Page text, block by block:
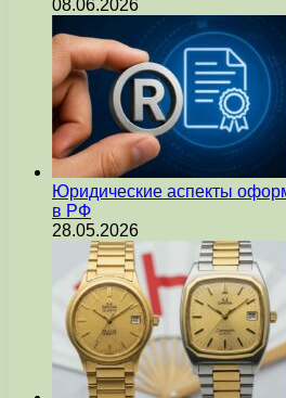
08.06.2026
Юридические аспекты
в РФ
28.05.2026